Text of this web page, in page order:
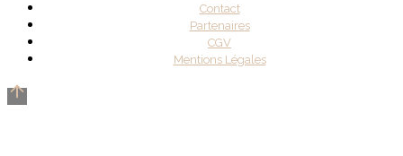
Contact
Partenaires
CGV
Mentions Légales